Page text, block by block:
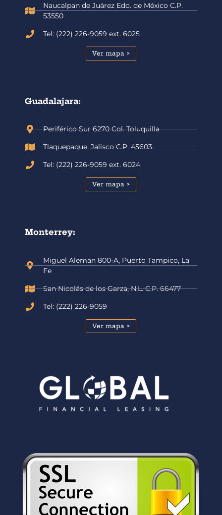
Naucalpan de Juárez Edo. de México C.P.
53550
Tel: (222) 226-9059 ext. 6025
Ver mapa >
Guadalajara:
Periférico Sur 6270 Col. Toluquilla
Tlaquepaque, Jalisco C.P. 45603
Tel: (222) 226-9059 ext. 6024
Ver mapa >
Monterrey:
Miguel Alemán 800-A, Puerto Tampico, La
Fe
San Nicolás de los Garza, N.L. C.P. 66477
Tel: (222) 226-9059
Ver mapa >